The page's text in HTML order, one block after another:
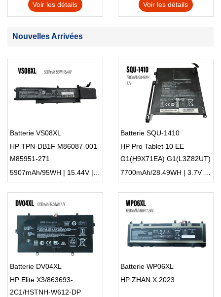
Voir les détails Voir les détails
Nouvelles Arrivées
Batterie VS08XL
HP TPN-DB1F M86087-001
M85951-271
5907mAh/95WH | 15.44V | Li-ion ...
Batterie SQU-1410
HP Pro Tablet 10 EE
G1(H9X71EA) G1(L3Z82UT)
7700mAh/28.49WH | 3.7V | Li-ion ...
Batterie DV04XL
HP Elite X3/863693-
2C1/HSTNH-W612-DP
Batterie WP06XL
HP ZHAN X 2023